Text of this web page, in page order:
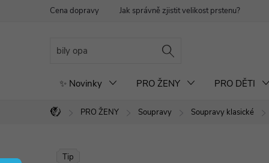
Cena dopravy Jak správně zjistit velikost prstenu?
✨ Novinky PRO ŽENY PRO DĚTI
Domů
PRO ŽENY Soupravy Soupravy klasické
Tip